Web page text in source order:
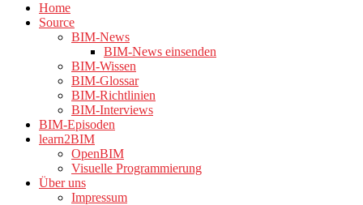
Home
Source
BIM-News
BIM-News einsenden
BIM-Wissen
BIM-Glossar
BIM-Richtlinien
BIM-Interviews
BIM-Episoden
learn2BIM
OpenBIM
Visuelle Programmierung
Über uns
Impressum